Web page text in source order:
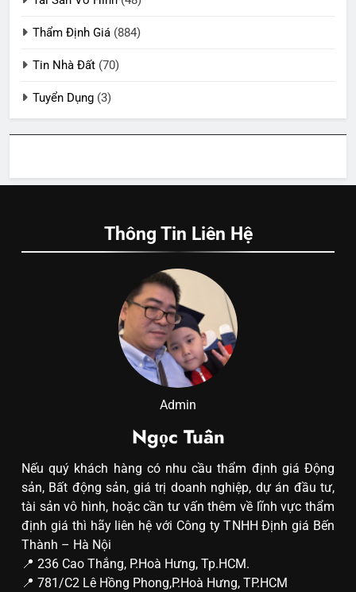
Thẩm Định Giá (884)
Tin Nhà Đất (70)
Tuyển Dụng (3)
Thông Tin Liên Hệ
Admin
Ngọc Tuân
Nếu quý khách hàng có nhu cầu thẩm định giá Động
sản, Bất động sản, giá trị doanh nghiệp, dự án đầu tư,
tài sản vô hình, hoặc cần tư vấn thêm về lĩnh vực thẩm
định giá thì hãy liên hệ với Công ty TNHH Định giá Bến
Thành – Hà Nội
📍 236 Cao Thắng, P.Hoà Hưng, Tp.HCM.
📍 781/C2 Lê Hồng Phong,P.Hoà Hưng, TP.HCM